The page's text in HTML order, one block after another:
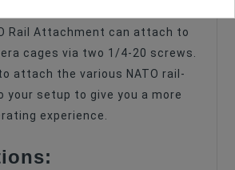
Rail Attachment can attach to
cages via two 1/4-20 screws.
attach the various NATO rail-
your setup to give you a more
experience.